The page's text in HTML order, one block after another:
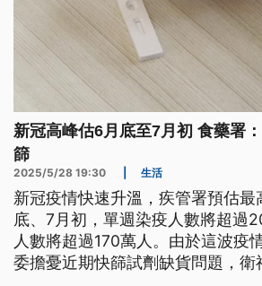
新冠高峰估6月底至7月初 食藥署
篩
2025/5/28 19:30 生活
新冠疫情快速升溫，疾管署預估最
底、7月初，單週染疫人數將超過
人數將超過170萬人。由於這波疫
委擔憂近期快篩試劑缺貨問題，衛